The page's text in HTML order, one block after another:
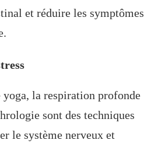
et réduire les symptômes
la respiration profonde
sont des techniques
le système nerveux et